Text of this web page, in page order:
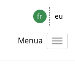
fr eu
Menua